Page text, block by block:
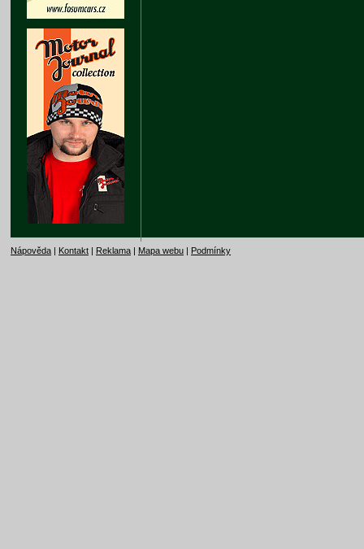
Nápověda | Kontakt | Reklama | Mapa webu | Podmínky